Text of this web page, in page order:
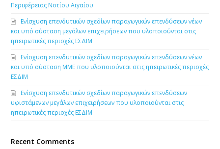
Περιφέρειας Νοτίου Αιγαίου
Ενίσχυση επενδυτικών σχεδίων παραγωγικών επενδύσεων νέων
και υπό σύσταση μεγάλων επιχειρήσεων που υλοποιούνται στις
ηπειρωτικές περιοχές ΕΣΔΙΜ
Ενίσχυση επενδυτικών σχεδίων παραγωγικών επενδύσεων νέων
και υπό σύσταση ΜΜΕ που υλοποιούνται στις ηπειρωτικές περιοχές
ΕΣΔΙΜ
Ενίσχυση επενδυτικών σχεδίων παραγωγικών επενδύσεων
υφιστάμενων μεγάλων επιχειρήσεων που υλοποιούνται στις
ηπειρωτικές περιοχές ΕΣΔΙΜ
Recent Comments